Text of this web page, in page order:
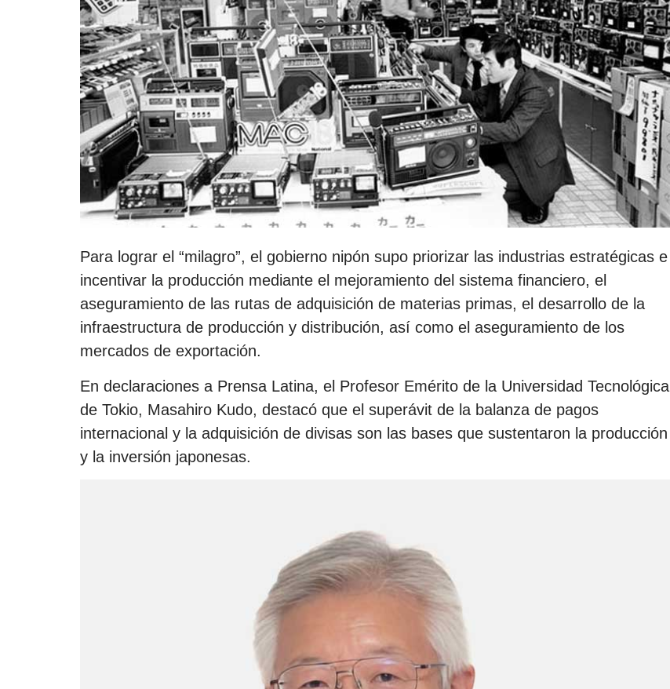
Para lograr el “milagro”, el gobierno nipón supo priorizar las industrias estratégicas e
incentivar la producción mediante el mejoramiento del sistema financiero, el
aseguramiento de las rutas de adquisición de materias primas, el desarrollo de la
infraestructura de producción y distribución, así como el aseguramiento de los
mercados de exportación.
En declaraciones a Prensa Latina, el Profesor Emérito de la Universidad Tecnológica
de Tokio, Masahiro Kudo, destacó que el superávit de la balanza de pagos
internacional y la adquisición de divisas son las bases que sustentaron la producción
y la inversión japonesas.